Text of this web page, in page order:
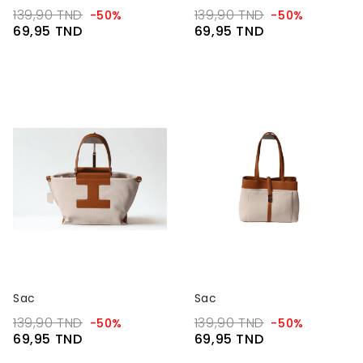
139,90 TND -50%
69,95 TND
139,90 TND -50%
69,95 TND
Sac
139,90 TND -50%
69,95 TND
Sac
139,90 TND -50%
69,95 TND